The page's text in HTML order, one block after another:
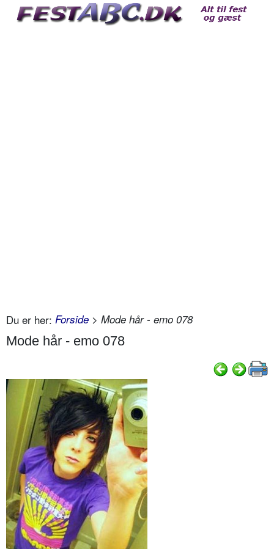
Du er her: Forside > Mode hår - emo 078
Mode hår - emo 078